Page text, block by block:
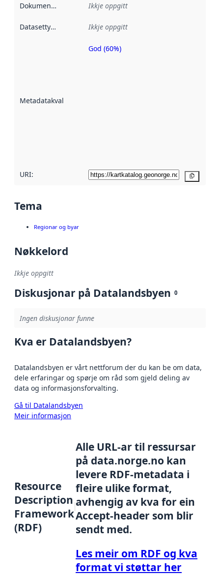
Dokumentasjon Ikkje oppgitt
Datasettype Ikkje oppgitt
Metadatakvalitet
Metadatakvalitet
God (60%)
URI:
Tema
Regionar og byar
Nøkkelord
Ikkje oppgitt
Diskusjonar på Datalandsbyen 0
Ingen diskusjonar funne
Kva er Datalandsbyen?
Datalandsbyen er vårt nettforum der du kan be om data,
dele erfaringar og spørje om råd som gjeld deling av
data og informasjonsforvalting.
Gå til Datalandsbyen
Meir informasjon
Resource
Description
Framework
(RDF)
Alle URL-ar til ressursar
på data.norge.no kan
levere RDF-metadata i
fleire ulike format,
avhengig av kva for ein
Accept-header som blir
sendt med.
Les meir om RDF og kva
format vi støttar her